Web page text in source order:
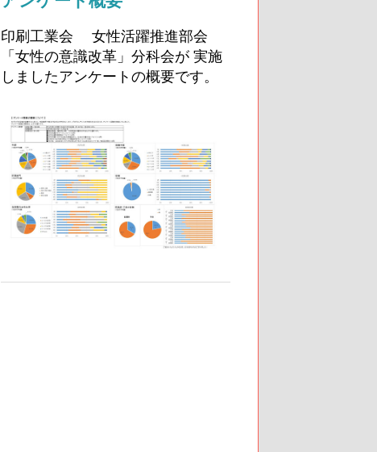
印刷工業会 女性活躍推進部会
「女性の意識改革」分科会が 実施
しましたアンケートの概要です。